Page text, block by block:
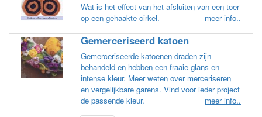
Wat is het effect van het afsluiten van een toer
op een gehaakte cirkel.
meer info..
Gemerceriseerd katoen
Gemerceriseerde katoenen draden zijn
behandeld en hebben een fraaie glans en
intense kleur. Meer weten over merceriseren
en vergelijkbare garens. Vind voor ieder project
de passende kleur.
meer info..